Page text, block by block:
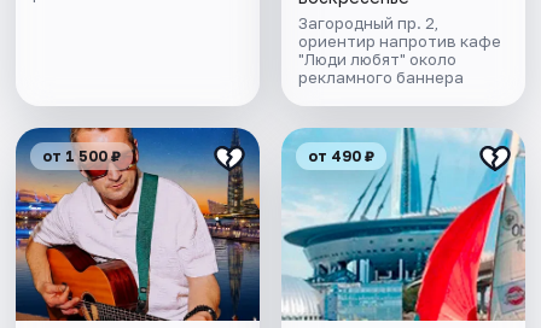
Загородный пр. 2,
ориентир напротив кафе
"Люди любят" около
рекламного баннера
от 1 500 ₽ от 490 ₽